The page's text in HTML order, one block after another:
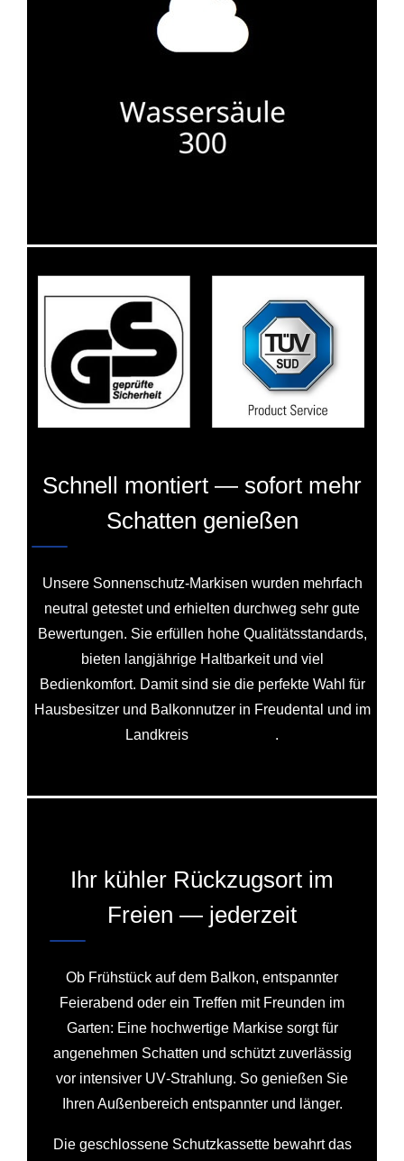
Schnell montiert — sofort mehr
Schatten genießen
Unsere Sonnenschutz-Markisen wurden mehrfach
neutral getestet und erhielten durchweg sehr gute
Bewertungen. Sie erfüllen hohe Qualitätsstandards,
bieten langjährige Haltbarkeit und viel
Bedienkomfort. Damit sind sie die perfekte Wahl für
Hausbesitzer und Balkonnutzer in Freudental und im
Landkreis
.
Ihr kühler Rückzugsort im
Freien — jederzeit
Ob Frühstück auf dem Balkon, entspannter
Feierabend oder ein Treffen mit Freunden im
Garten: Eine hochwertige Markise sorgt für
angenehmen Schatten und schützt zuverlässig
vor intensiver UV‑Strahlung. So genießen Sie
Ihren Außenbereich entspannter und länger.
Die geschlossene Schutzkassette bewahrt das